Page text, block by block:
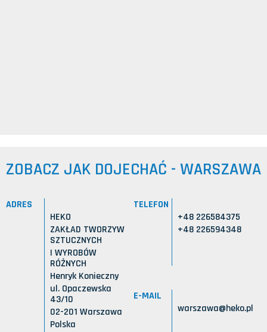
ZOBACZ JAK DOJECHAĆ - WARSZAWA
ADRES
HEKO
ZAKŁAD TWORZYW
SZTUCZNYCH
I WYROBÓW
RÓŻNYCH
Henryk Konieczny
ul. Opaczewska
43/10
02-201 Warszawa
Polska
TELEFON
+48 226584375
+48 226594348
E-MAIL
warszawa@heko.pl